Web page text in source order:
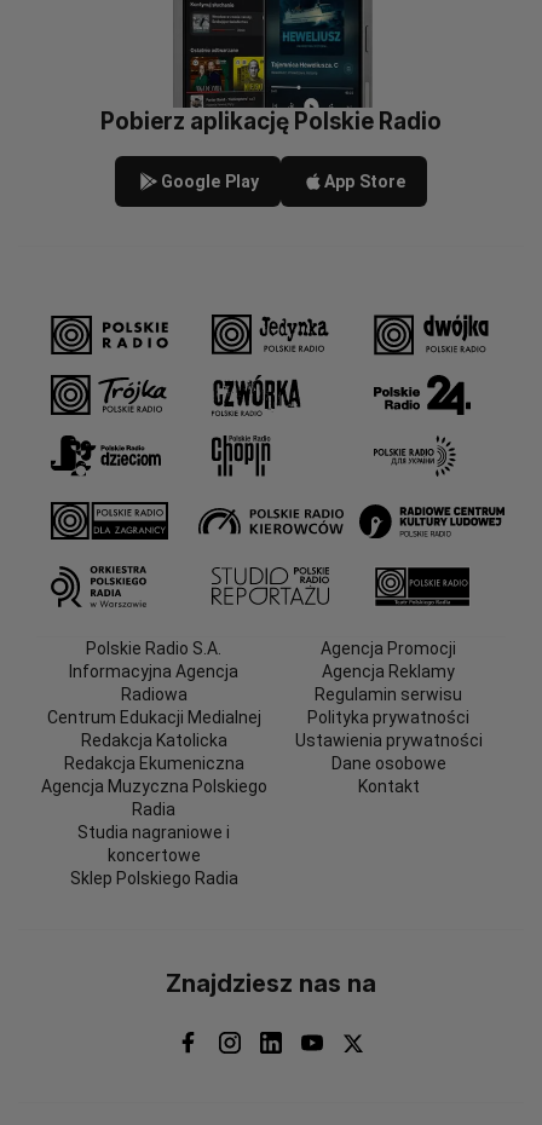
Pobierz aplikację Polskie Radio
Google Play App Store
Polskie Radio S.A.
Informacyjna Agencja
Radiowa
Centrum Edukacji Medialnej
Redakcja Katolicka
Redakcja Ekumeniczna
Agencja Muzyczna Polskiego
Radia
Studia nagraniowe i
koncertowe
Sklep Polskiego Radia
Agencja Promocji
Agencja Reklamy
Regulamin serwisu
Polityka prywatności
Ustawienia prywatności
Dane osobowe
Kontakt
Znajdziesz nas na